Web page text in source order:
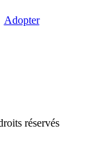
Adopter
réservés